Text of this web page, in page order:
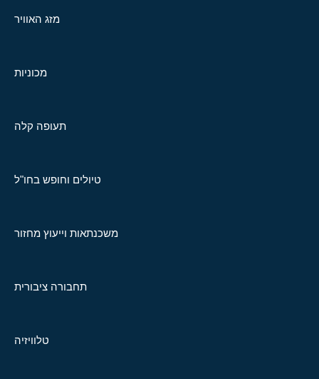
מזג האוויר
מכוניות
תעופה קלה
טיולים וחופש בחו"ל
משכנתאות וייעוץ מחזור
תחבורה ציבורית
טלוויזיה